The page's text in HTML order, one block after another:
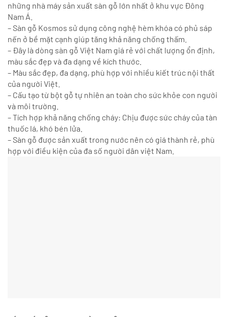
những nhà máy sản xuất sàn gỗ lớn nhất ở khu vực Đông
Nam Á.
– Sàn gỗ Kosmos sử dụng công nghệ hèm khóa có phủ sáp
nến ở bề mặt cạnh giúp tăng khả năng chống thấm.
– Đây là dòng sàn gỗ Việt Nam giá rẻ với chất lượng ổn định,
màu sắc đẹp và đa dạng về kích thước.
– Màu sắc đẹp, đa dạng, phù hợp với nhiều kiết trúc nội thất
của người Việt.
– Cấu tạo từ bột gỗ tự nhiên an toàn cho sức khỏe con người
và môi trường.
– Tích hợp khả năng chống cháy: Chịu được sức cháy của tàn
thuốc lá, khó bén lửa.
– Sàn gỗ được sản xuất trong nước nên có giá thành rẻ, phù
hợp với điều kiện của đa số người dân việt Nam.